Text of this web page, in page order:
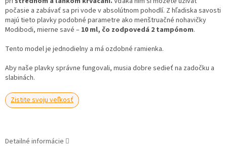
počasie a zabávať sa pri vode v absolútnom pohodlí. Z hľadiska savosti
majú tieto plavky podobné parametre ako menštruačné nohavičky
Modibodi, mierne savé – 10 ml, čo zodpovedá 2 tampónom.
Tento model je jednodielny a má ozdobné ramienka.
Aby naše plavky správne fungovali, musia dobre sedieť na zadočku a
slabinách.
Zistite svoju veľkosť
Detailné informácie